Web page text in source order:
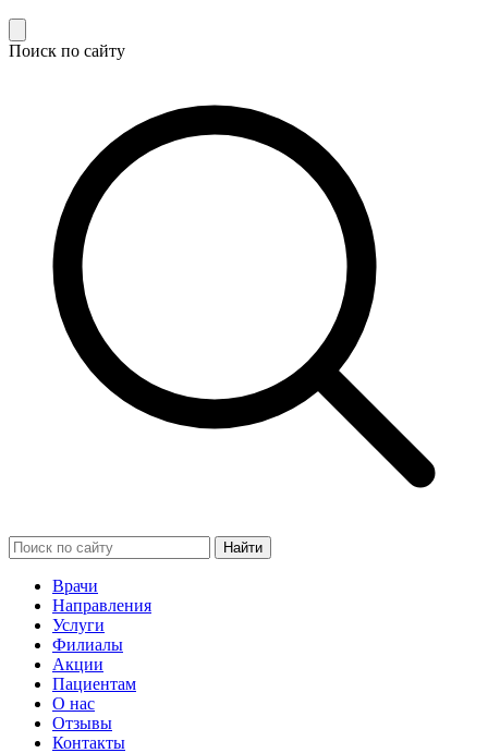
Поиск по сайту
Найти
Врачи
Направления
Услуги
Филиалы
Акции
Пациентам
О нас
Отзывы
Контакты